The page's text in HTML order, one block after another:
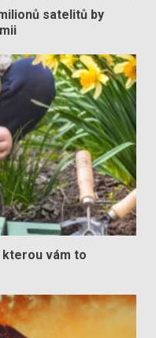
satelitů by
kterou vám to